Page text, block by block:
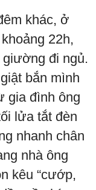
khác, ở
22h,
giường đi ngủ.
bắn mình
gia đình ông
lửa tắt đèn
nhanh chân
nhà ông
kêu “cướp,